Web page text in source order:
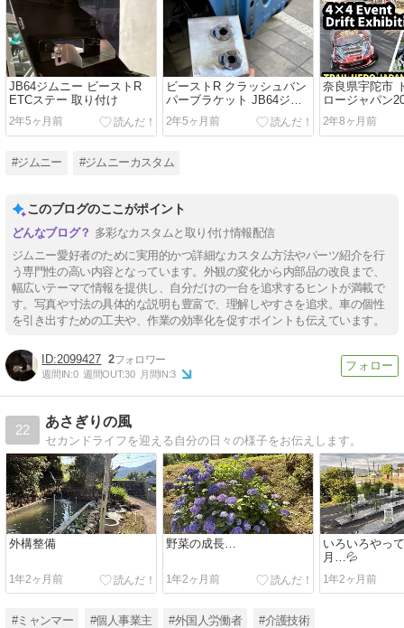
JB64ジムニー ビーストR
ETCステー 取り付け
2年5ヶ月前
ビーストR クラッシュバン
パーブラケット JB64ジム
ニーに取り付け
2年5ヶ月前
奈良県宇陀市
ロージャパン
きたよ
2年8ヶ月前
#ジムニー #ジムニーカスタム
このブログのここがポイント
多彩なカスタムと取り付け情報配信
ジムニー愛好者のために実用的かつ詳細なカスタム方法やパーツ紹介を行
う専門性の高い内容となっています。外観の変化から内部品の改良まで、
幅広いテーマで情報を提供し、自分だけの一台を追求するヒントが満載で
す。写真や寸法の具体的な説明も豊富で、理解しやすさを追求。車の個性
を引き出すための工夫や、作業の効率化を促すポイントも伝えています。
2099427 2
週間IN:0 週間OUT:30 月間IN:3
22
あさぎりの風
セカンドライフを迎える自分の日々の様子をお伝えします。
外構整備
1年2ヶ月前
野菜の成長…
1年2ヶ月前
いろいろやっ
月…💦
1年2ヶ月前
#ミャンマー #個人事業主 #外国人労働者 #介護技術